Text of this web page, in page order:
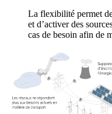
La flexibilité permet
et d’activer des
cas de besoin afin de